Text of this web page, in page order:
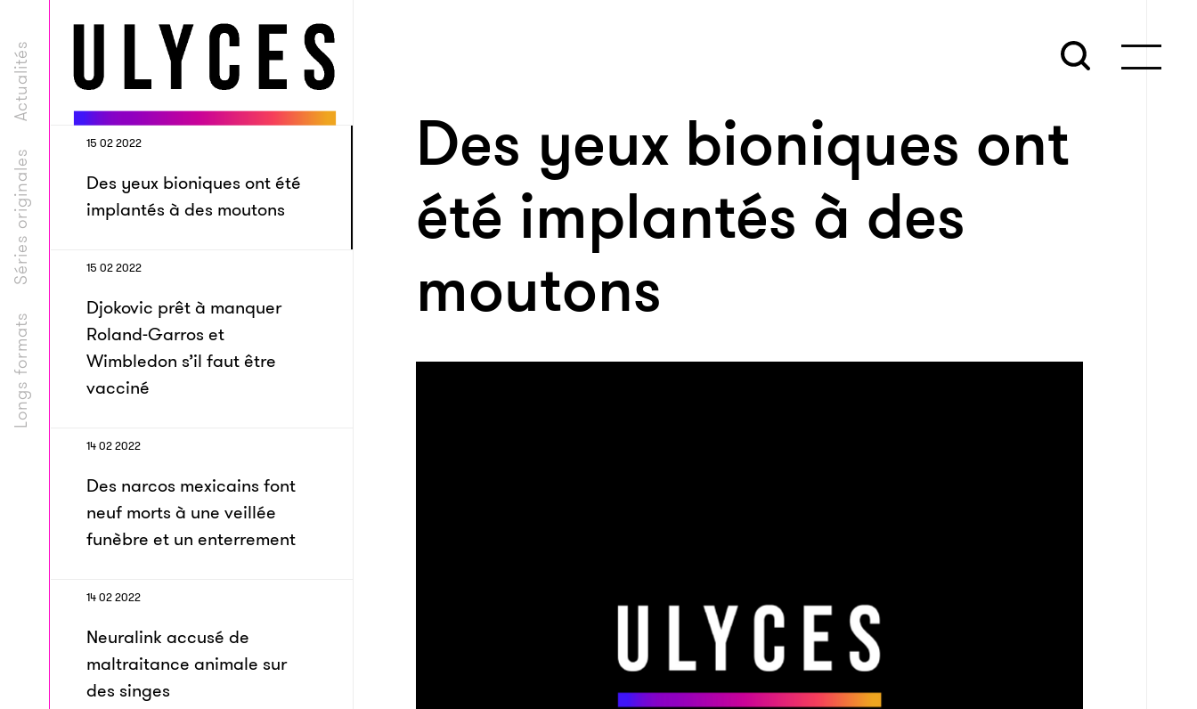
Longs formats
Séries originales
Actualités
15 02 2022
Des yeux bioniques ont été
implantés à des moutons
15 02 2022
Djokovic prêt à manquer
Roland-Garros et
Wimbledon s’il faut être
vacciné
14 02 2022
Des narcos mexicains font
neuf morts à une veillée
funèbre et un enterrement
14 02 2022
Neuralink accusé de
maltraitance animale sur
des singes
Des yeux bioniques ont
été implantés à des
moutons